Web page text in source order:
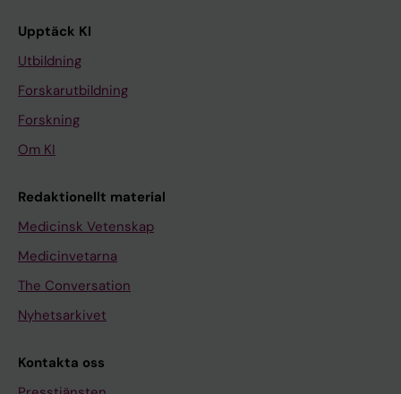
Upptäck KI
Utbildning
Forskarutbildning
Forskning
Om KI
Redaktionellt material
Medicinsk Vetenskap
Medicinvetarna
The Conversation
Nyhetsarkivet
Kontakta oss